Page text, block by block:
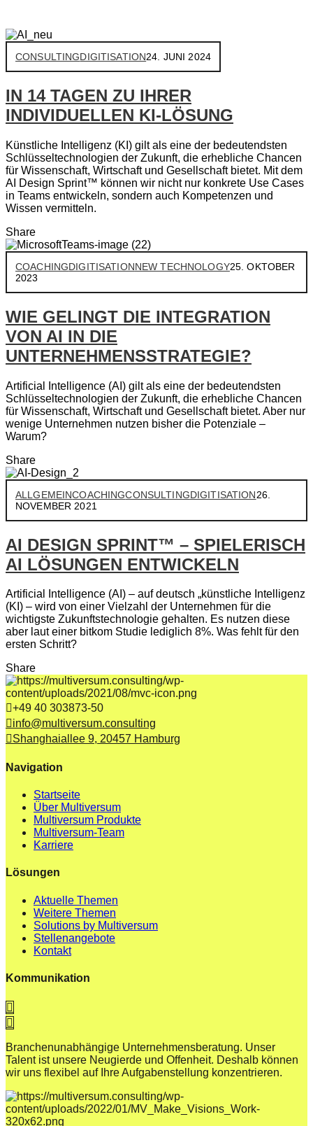
CONSULTINGDIGITISATION24. JUNI 2024
IN 14 TAGEN ZU IHRER
INDIVIDUELLEN KI-LÖSUNG
Künstliche Intelligenz (KI) gilt als eine der bedeutendsten
Schlüsseltechnologien der Zukunft, die erhebliche Chancen
für Wissenschaft, Wirtschaft und Gesellschaft bietet. Mit dem
AI Design Sprint™ können wir nicht nur konkrete Use Cases
in Teams entwickeln, sondern auch Kompetenzen und
Wissen vermitteln.
Share
COACHINGDIGITISATIONNEW TECHNOLOGY25. OKTOBER
2023
WIE GELINGT DIE INTEGRATION
VON AI IN DIE
UNTERNEHMENSSTRATEGIE?
Artificial Intelligence (AI) gilt als eine der bedeutendsten
Schlüsseltechnologien der Zukunft, die erhebliche Chancen
für Wissenschaft, Wirtschaft und Gesellschaft bietet. Aber nur
wenige Unternehmen nutzen bisher die Potenziale –
Warum?
Share
ALLGEMEINCOACHINGCONSULTINGDIGITISATION26.
NOVEMBER 2021
AI DESIGN SPRINT™ – SPIELERISCH
AI LÖSUNGEN ENTWICKELN
Artificial Intelligence (AI) – auf deutsch „künstliche Intelligenz
(KI) – wird von einer Vielzahl der Unternehmen für die
wichtigste Zukunftstechnologie gehalten. Es nutzen diese
aber laut einer bitkom Studie lediglich 8%. Was fehlt für den
ersten Schritt?
Share
+49 40 303873-50
info@multiversum.consulting
Shanghaiallee 9, 20457 Hamburg
Navigation
Startseite
Über Multiversum
Multiversum Produkte
Multiversum-Team
Karriere
Lösungen
Aktuelle Themen
Weitere Themen
Solutions by Multiversum
Stellenangebote
Kontakt
Kommunikation
Branchenunabhängige Unternehmensberatung. Unser
Talent ist unsere Neugierde und Offenheit. Deshalb können
wir uns flexibel auf Ihre Aufgabenstellung konzentrieren.